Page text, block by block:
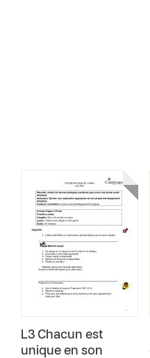
L3 Chacun est
unique en son